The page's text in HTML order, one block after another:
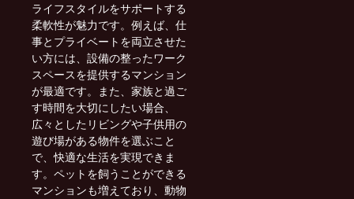
ライフスタイルをサポートする
柔軟性が魅力です。例えば、仕
事とプライベートを両立させた
い方には、設備の整ったワーク
スペースを提供するマンション
が最適です。また、家族と過ご
す時間を大切にしたい場合、
広々としたリビングや子供用の
遊び場がある物件を選ぶこと
で、快適な生活を実現できま
す。ペットを飼うことができる
マンションも増えており、動物